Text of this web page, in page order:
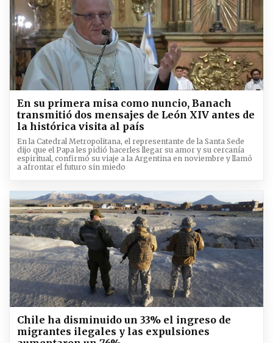
En su primera misa como nuncio, Banach
transmitió dos mensajes de León XIV antes de
la histórica visita al país
En la Catedral Metropolitana, el representante de la Santa Sede
dijo que el Papa les pidió hacerles llegar su amor y su cercanía
espiritual, confirmó su viaje a la Argentina en noviembre y llamó
a afrontar el futuro sin miedo
Chile ha disminuido un 33% el ingreso de
migrantes ilegales y las expulsiones